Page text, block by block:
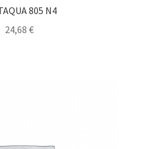
805 N4
24,68 €